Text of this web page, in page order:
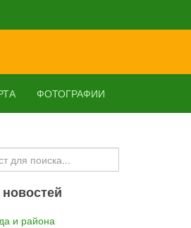
ФОТОГРАФИИ
и района